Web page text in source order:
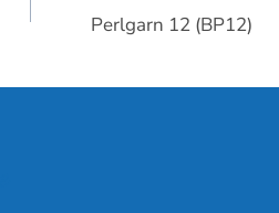
Perlgarn 12 (BP12)